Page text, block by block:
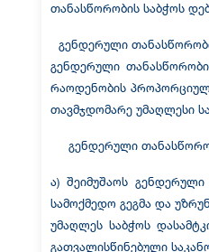
თანასწორობის საბჭოს
გენდერული
გენდერული
რაოდენობის
თავმჯდომარე უმაღლესი
გენდერული
ა) შეიმუშაოს
სამოქმედო გეგმა და
უმაღლეს საბჭოს
გათვალისწინებული